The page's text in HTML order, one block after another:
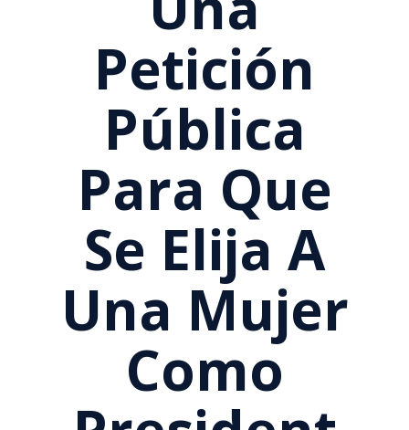
Petición
Pública
Para Que
Se Elija A
Una Mujer
Como